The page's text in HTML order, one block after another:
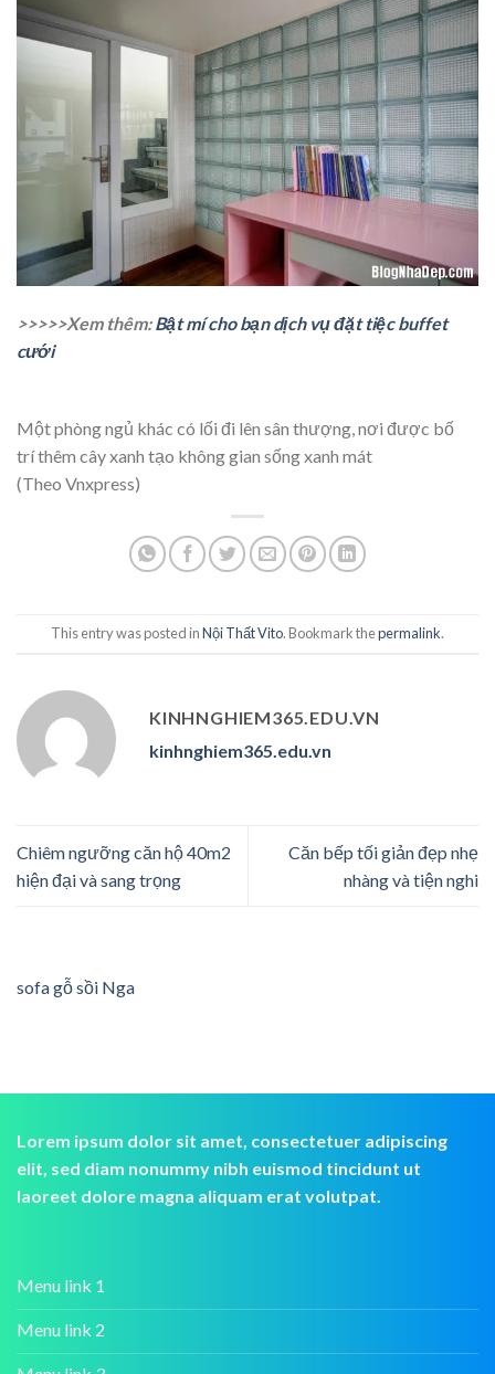
>>>>>Xem thêm:Bật mí cho bạn dịch vụ đặt tiệc buffet
cưới
Một phòng ngủ khác có lối đi lên sân thượng, nơi được bố
trí thêm cây xanh tạo không gian sống xanh mát
(Theo Vnxpress)
This entry was posted inNội Thất Vito. Bookmark thepermalink.
KINHNGHIEM365.EDU.VN
kinhnghiem365.edu.vn
Chiêm ngưỡng căn hộ 40m2
hiện đại và sang trọng
Căn bếp tối giản đẹp nhẹ
nhàng và tiện nghi
sofa gỗ sồi Nga
Lorem ipsum dolor sit amet, consectetuer adipiscing
elit, sed diam nonummy nibh euismod tincidunt ut
laoreet dolore magna aliquam erat volutpat.
Menu link 1
Menu link 2